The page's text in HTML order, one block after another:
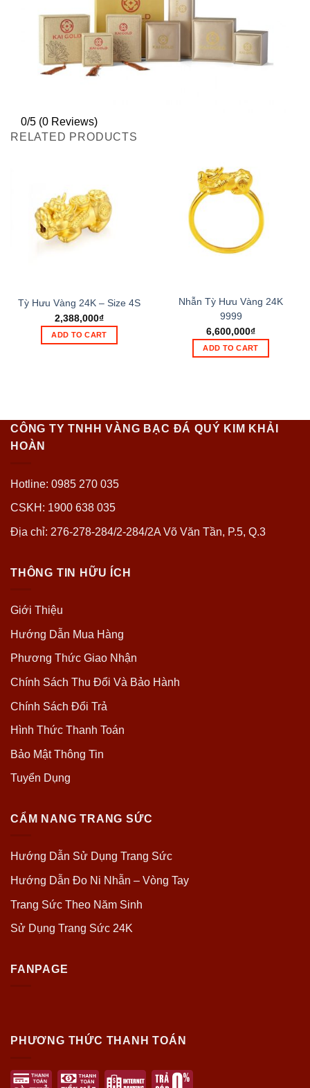
0/5 (0 Reviews)
RELATED PRODUCTS
Tỳ Hưu Vàng 24K – Size 4S
2,388,000₫
ADD TO CART
Nhẫn Tỳ Hưu Vàng 24K
9999
6,600,000₫
ADD TO CART
CÔNG TY TNHH VÀNG BẠC ĐÁ QUÝ KIM KHẢI
HOÀN
Hotline: 0985 270 035
CSKH: 1900 638 035
Địa chỉ: 276-278-284/2-284/2A Võ Văn Tần, P.5, Q.3
THÔNG TIN HỮU ÍCH
Giới Thiệu
Hướng Dẫn Mua Hàng
Phương Thức Giao Nhận
Chính Sách Thu Đổi Và Bảo Hành
Chính Sách Đổi Trả
Hình Thức Thanh Toán
Bảo Mật Thông Tin
Tuyển Dụng
CẨM NANG TRANG SỨC
Hướng Dẫn Sử Dụng Trang Sức
Hướng Dẫn Đo Ni Nhẫn – Vòng Tay
Trang Sức Theo Năm Sinh
Sử Dụng Trang Sức 24K
FANPAGE
PHƯƠNG THỨC THANH TOÁN